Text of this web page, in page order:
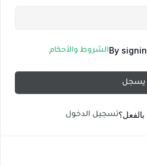
Byالشروط والأحكام
يسجل
تسجيل الدخول